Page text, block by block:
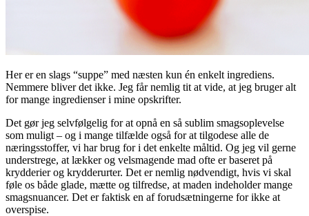
Her er en slags “suppe” med næsten kun én enkelt ingrediens.
Nemmere bliver det ikke. Jeg får nemlig tit at vide, at jeg bruger alt
for mange ingredienser i mine opskrifter.
Det gør jeg selvfølgelig for at opnå en så sublim smagsoplevelse
som muligt – og i mange tilfælde også for at tilgodese alle de
næringsstoffer, vi har brug for i det enkelte måltid. Og jeg vil gerne
understrege, at lækker og velsmagende mad ofte er baseret på
krydderier og krydderurter. Det er nemlig nødvendigt, hvis vi skal
føle os både glade, mætte og tilfredse, at maden indeholder mange
smagsnuancer. Det er faktisk en af forudsætningerne for ikke at
overspise.